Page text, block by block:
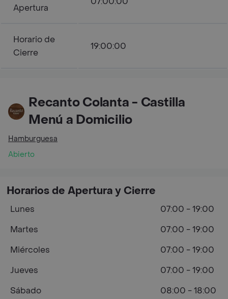
Apertura
Horario de
Cierre
19:00:00
Recanto Colanta - Castilla
Menú a Domicilio
Hamburguesa
Abierto
Horarios de Apertura y Cierre
Lunes
07:00 - 19:00
Martes
07:00 - 19:00
Miércoles
07:00 - 19:00
Jueves
07:00 - 19:00
Sábado
08:00 - 18:00